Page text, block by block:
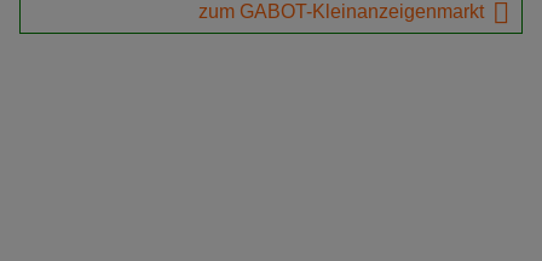
zum GABOT-Kleinanzeigenmarkt